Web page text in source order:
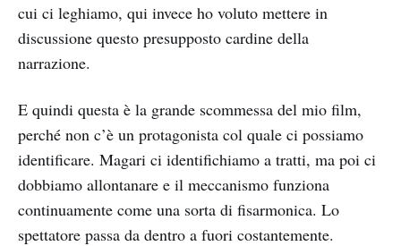
cui ci leghiamo, qui invece ho voluto mettere in
discussione questo presupposto cardine della
narrazione.
E quindi questa è la grande scommessa del mio film,
perché non c’è un protagonista col quale ci possiamo
identificare. Magari ci identifichiamo a tratti, ma poi ci
dobbiamo allontanare e il meccanismo funziona
continuamente come una sorta di fisarmonica. Lo
spettatore passa da dentro a fuori costantemente.